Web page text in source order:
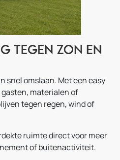
tegen zon en
snel omslaan. Met een easy
materialen of
tegen regen, wind of
ruimte direct voor meer
of buitenactiviteit.